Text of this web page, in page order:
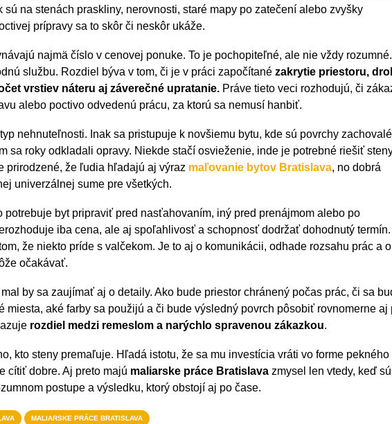
na stenách praskliny, nerovnosti, staré mapy po zatečení alebo zvyšky
prípravy sa to skôr či neskôr ukáže.
najmä číslo v cenovej ponuke. To je pochopiteľné, ale nie vždy rozumné.
službu. Rozdiel býva v tom, či je v práci započítané zakrytie priestoru,
vrstiev náteru aj záverečné upratanie. Práve tieto veci rozhodujú, či
alebo poctivo odvedenú prácu, za ktorú sa nemusí hanbiť.
nehnuteľnosti. Inak sa pristupuje k novšiemu bytu, kde sú povrchy
sa roky odkladali opravy. Niekde stačí osvieženie, inde je potrebné riešiť
prirodzené, že ľudia hľadajú aj výraz maľovanie bytov Bratislava, no dobrá
univerzálnej sume pre všetkých.
potrebuje byt pripraviť pred nasťahovaním, iný pred prenájmom alebo po
iba cena, ale aj spoľahlivosť a schopnosť dodržať dohodnutý termín.
že niekto príde s valčekom. Je to aj o komunikácii, odhade rozsahu prác a
očakávať.
by sa zaujímať aj o detaily. Ako bude priestor chránený počas prác, či sa
miesta, aké farby sa použijú a či bude výsledný povrch pôsobiť rovnomerne aj
rozdiel medzi remeslom a narýchlo spravenou zákazkou.
kto steny premaľuje. Hľadá istotu, že sa mu investícia vráti vo forme pekného
cítiť dobre. Aj preto majú maliarske práce Bratislava zmysel len vtedy, keď sú
postupe a výsledku, ktorý obstojí aj po čase.
MALIARSKE PRÁCE BRATISLAVA